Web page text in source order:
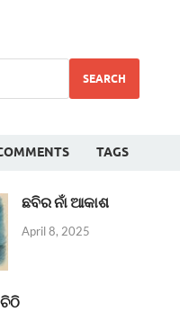
SEARCH
TAGS
ଛବିର ନାଁ ଆକାଶ
April 8, 2025